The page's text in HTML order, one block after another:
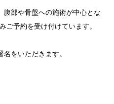
腹部や骨盤への施術が中心とな
ご予約を受け付けています。
をいただきます。